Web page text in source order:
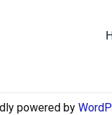
powered by